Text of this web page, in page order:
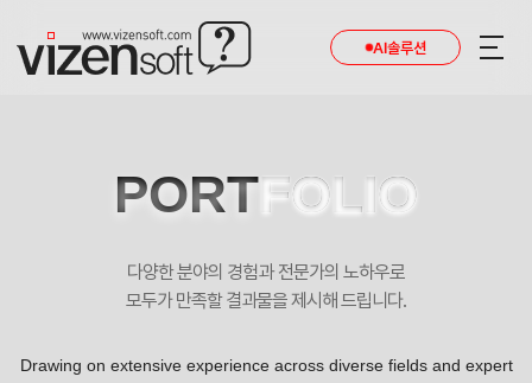
AI솔루션
PORTFOLIO
다양한 분야의 경험과 전문가의 노하우로
모두가 만족할 결과물을 제시해 드립니다.
Drawing on extensive experience across diverse fields and expert